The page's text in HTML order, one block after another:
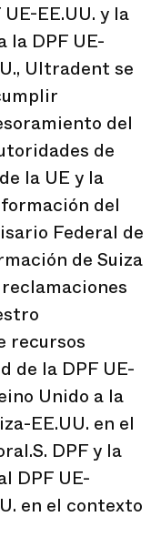
EE.UU. y la
la DPF UE-
Ultradent se
del
de
la UE y la
del
Federal de
de Suiza
recursos
de la DPF UE-
Unido a la
EE.UU. en el
DPF y la
DPF UE-
en el contexto